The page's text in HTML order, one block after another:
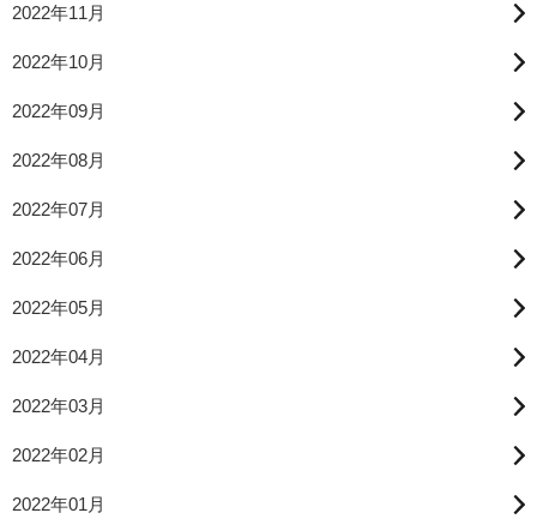
2022年11月
2022年10月
2022年09月
2022年08月
2022年07月
2022年06月
2022年05月
2022年04月
2022年03月
2022年02月
2022年01月